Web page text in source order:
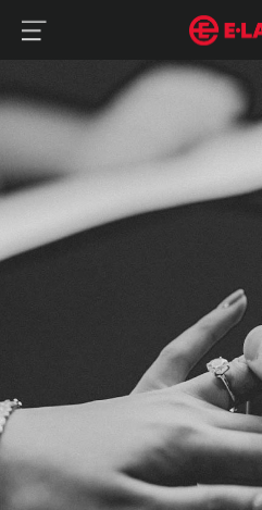
랩그로운으로 부담 없는 더그레이스런던
매거진 상세보기